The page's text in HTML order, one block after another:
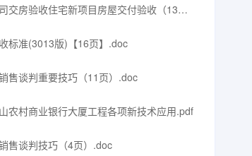
交房验收住宅新项目房屋交付验收（13
标准(3013版)【16页】.doc
售谈判重要技巧（11页）.doc
农村商业银行大厦工程各项新技术应用.pdf
售谈判技巧（4页）.doc